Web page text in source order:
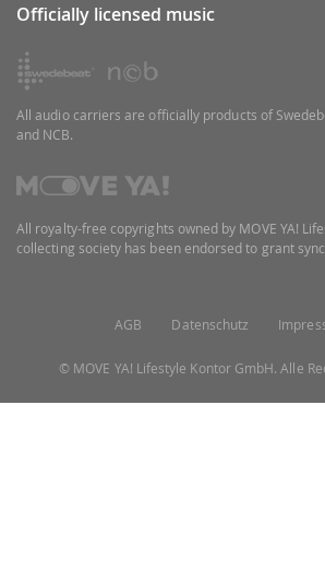
Officially licensed music
All audio carriers are officially products of
and NCB.
All royalty-free copyrights owned by MOVE YA!
collecting society has been endorsed to grant
AGB Datenschutz
© MOVE YA! Lifestyle Kontor GmbH. Alle